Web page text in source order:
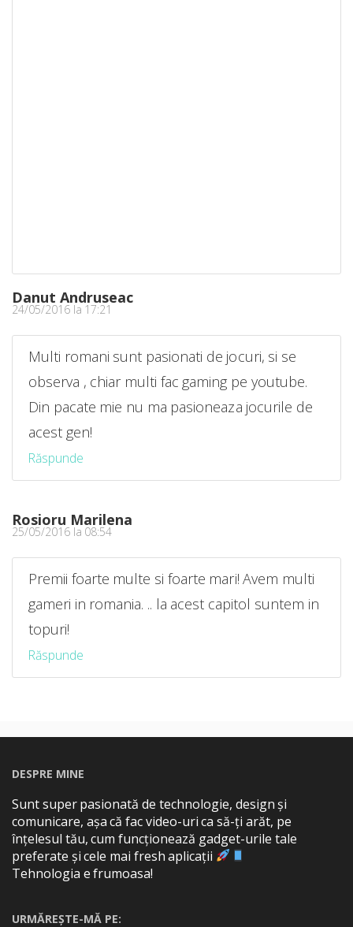
Danut Andruseac
24/05/2016 la 17:21
Multi romani sunt pasionati de jocuri, si se
observa , chiar multi fac gaming pe youtube.
Din pacate mie nu ma pasioneaza jocurile de
acest gen!
Răspunde
Rosioru Marilena
25/05/2016 la 08:54
Premii foarte multe si foarte mari! Avem multi
gameri in romania. .. la acest capitol suntem in
topuri!
Răspunde
DESPRE MINE
Sunt super pasionată de technologie, design și
comunicare, așa că fac video-uri ca să-ți arăt, pe
înțelesul tău, cum funcționează gadget-urile tale
preferate și cele mai fresh aplicații
Tehnologia e frumoasa!
URMĂREȘTE-MĂ PE: